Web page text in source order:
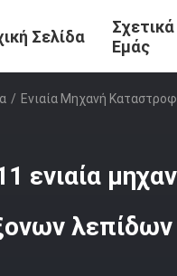
Σελίδα
Εμάς
/ Ενιαία Μηχανή
ενιαία
λεπίδων